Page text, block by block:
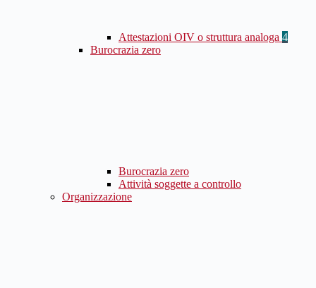
Attestazioni OIV o struttura analoga 4
Burocrazia zero
Burocrazia zero
Attività soggette a controllo
Organizzazione